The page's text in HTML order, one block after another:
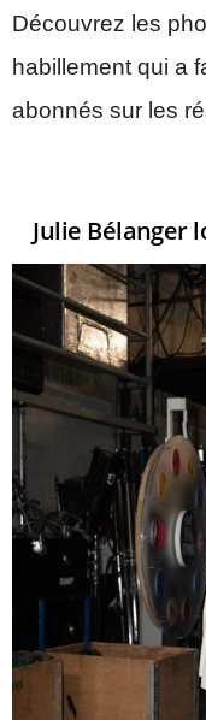
Découvrez les
habillement qui a
abonnés sur les
Julie Bélanger